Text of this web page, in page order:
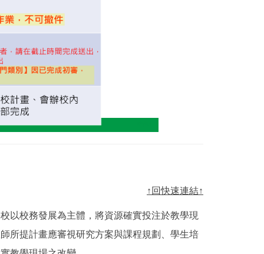
↑回快速連結↑
校務發展為主體，將資源確實投注於教學現
所提計畫應審視研究方案與課程規劃、學生培